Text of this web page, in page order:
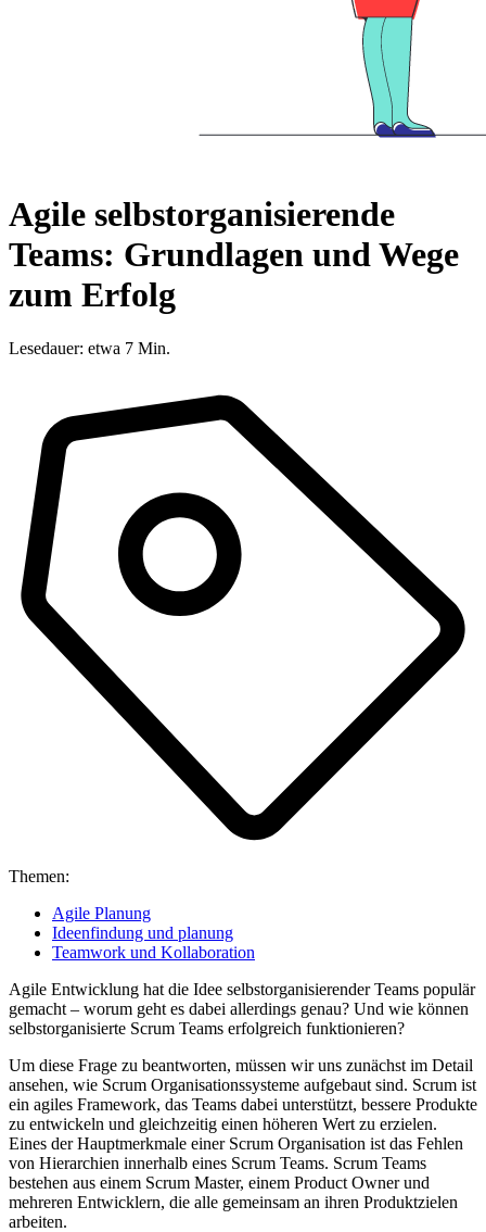
Agile selbstorganisierende
Teams: Grundlagen und Wege
zum Erfolg
Lesedauer: etwa 7 Min.
Themen:
Agile Planung
Ideenfindung und planung
Teamwork und Kollaboration
Agile Entwicklung hat die Idee selbstorganisierender Teams populär
gemacht – worum geht es dabei allerdings genau? Und wie können
selbstorganisierte Scrum Teams erfolgreich funktionieren?
Um diese Frage zu beantworten, müssen wir uns zunächst im Detail
ansehen, wie Scrum Organisationssysteme aufgebaut sind. Scrum ist
ein agiles Framework, das Teams dabei unterstützt, bessere Produkte
zu entwickeln und gleichzeitig einen höheren Wert zu erzielen.
Eines der Hauptmerkmale einer Scrum Organisation ist das Fehlen
von Hierarchien innerhalb eines Scrum Teams. Scrum Teams
bestehen aus einem Scrum Master, einem Product Owner und
mehreren Entwicklern, die alle gemeinsam an ihren Produktzielen
arbeiten.